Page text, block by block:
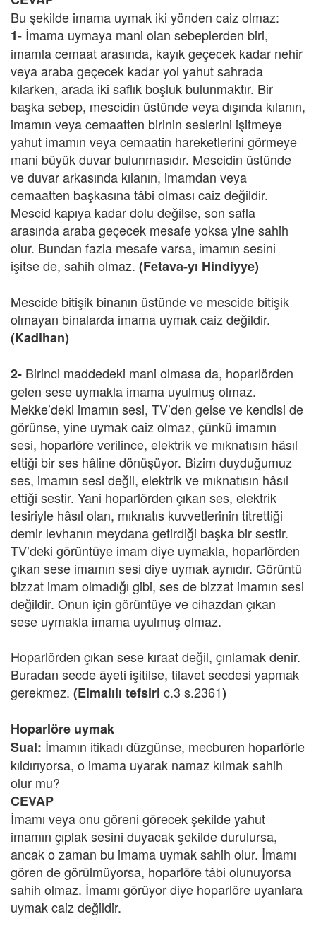
Bu şekilde imama uymak iki yönden caiz olmaz:
1- İmama uymaya mani olan sebeplerden biri,
imamla cemaat arasında, kayık geçecek kadar nehir
veya araba geçecek kadar yol yahut sahrada
kılarken, arada iki saflık boşluk bulunmaktır. Bir
başka sebep, mescidin üstünde veya dışında kılanın,
imamın veya cemaatten birinin seslerini işitmeye
yahut imamın veya cemaatin hareketlerini görmeye
mani büyük duvar bulunmasıdır. Mescidin üstünde
ve duvar arkasında kılanın, imamdan veya
cemaatten başkasına tâbi olması caiz değildir.
Mescid kapıya kadar dolu değilse, son safla
arasında araba geçecek mesafe yoksa yine sahih
olur. Bundan fazla mesafe varsa, imamın sesini
işitse de, sahih olmaz. (Fetava-yı Hindiyye)
Mescide bitişik binanın üstünde ve mescide bitişik
olmayan binalarda imama uymak caiz değildir.
(Kadihan)
2- Birinci maddedeki mani olmasa da, hoparlörden
gelen sese uymakla imama uyulmuş olmaz.
Mekke’deki imamın sesi, TV’den gelse ve kendisi de
görünse, yine uymak caiz olmaz, çünkü imamın
sesi, hoparlöre verilince, elektrik ve mıknatısın hâsıl
ettiği bir ses hâline dönüşüyor. Bizim duyduğumuz
ses, imamın sesi değil, elektrik ve mıknatısın hâsıl
ettiği sestir. Yani hoparlörden çıkan ses, elektrik
tesiriyle hâsıl olan, mıknatıs kuvvetlerinin titrettiği
demir levhanın meydana getirdiği başka bir sestir.
TV’deki görüntüye imam diye uymakla, hoparlörden
çıkan sese imamın sesi diye uymak aynıdır. Görüntü
bizzat imam olmadığı gibi, ses de bizzat imamın sesi
değildir. Onun için görüntüye ve cihazdan çıkan
sese uymakla imama uyulmuş olmaz.
Hoparlörden çıkan sese kıraat değil, çınlamak denir.
Buradan secde âyeti işitilse, tilavet secdesi yapmak
gerekmez. (Elmalılı tefsiri c.3 s.2361)
Hoparlöre uymak
Sual: İmamın itikadı düzgünse, mecburen hoparlörle
kıldırıyorsa, o imama uyarak namaz kılmak sahih
olur mu?
CEVAP
İmamı veya onu göreni görecek şekilde yahut
imamın çıplak sesini duyacak şekilde durulursa,
ancak o zaman bu imama uymak sahih olur. İmamı
gören de görülmüyorsa, hoparlöre tâbi olunuyorsa
sahih olmaz. İmamı görüyor diye hoparlöre uyanlara
uymak caiz değildir.